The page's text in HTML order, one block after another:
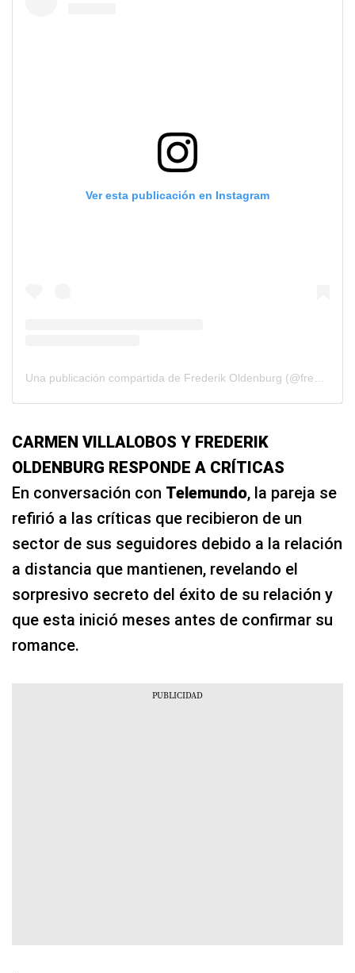
Ver esta publicación en Instagram
CARMEN VILLALOBOS Y FREDERIK
OLDENBURG RESPONDE A CRÍTICAS
En conversación con Telemundo, la pareja se
refirió a las críticas que recibieron de un
sector de sus seguidores debido a la relación
a distancia que mantienen, revelando el
sorpresivo secreto del éxito de su relación y
que esta inició meses antes de confirmar su
romance.